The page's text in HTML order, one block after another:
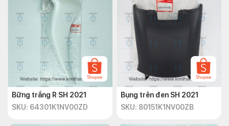
Bững trắng R SH 2021
SKU: 64301K1NV00ZD
Bụng trên đen SH 2021
SKU: 80151K1NV00ZB